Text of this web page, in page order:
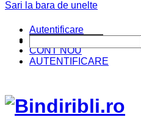
CINE SUNTEM?
CONT NOU
AUTENTIFICARE
Sari la bara de unelte
Autentificare